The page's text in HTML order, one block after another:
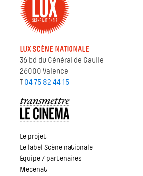
LUX SCÈNE NATIONALE
36 bd du Général de Gaulle
26000 Valence
T 04 75 82 44 15
Le projet
Le label Scène nationale
Équipe / partenaires
Mécénat